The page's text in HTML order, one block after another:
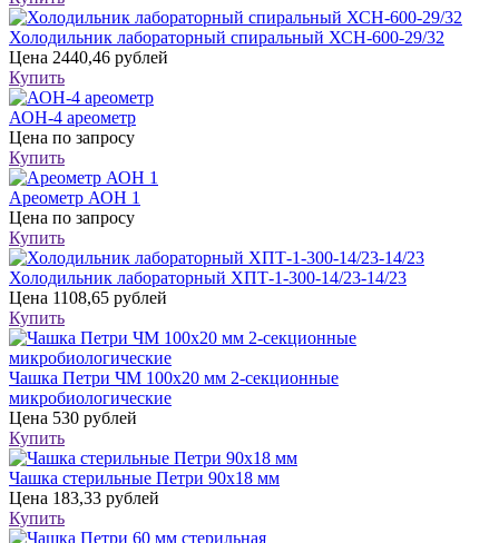
Холодильник лабораторный спиральный ХСН-600-29/32
Цена 2440,46 рублей
Купить
АОН-4 ареометр
Цена по запросу
Купить
Ареометр АОН 1
Цена по запросу
Купить
Холодильник лабораторный ХПТ-1-300-14/23-14/23
Цена 1108,65 рублей
Купить
Чашка Петри ЧМ 100х20 мм 2-секционные
микробиологические
Цена 530 рублей
Купить
Чашка стерильные Петри 90х18 мм
Цена 183,33 рублей
Купить